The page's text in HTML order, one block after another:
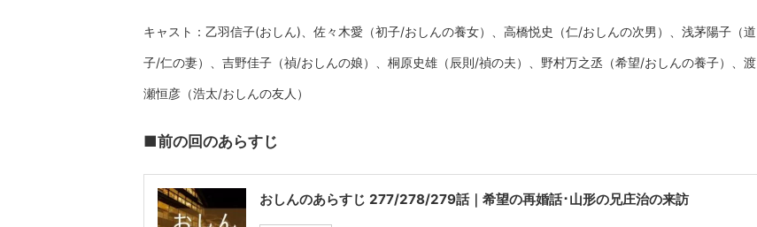
キャスト：乙羽信子(おしん)、佐々木愛（初子/おしんの養女）、高橋悦史（仁/おしんの次男）、浅茅陽子（道
子/仁の妻）、吉野佳子（禎/おしんの娘）、桐原史雄（辰則/禎の夫）、野村万之丞（希望/おしんの養子）、渡
瀬恒彦（浩太/おしんの友人）
■前の回のあらすじ
おしんのあらすじ 277/278/279話｜希望の再婚話･山形の兄庄治の来訪